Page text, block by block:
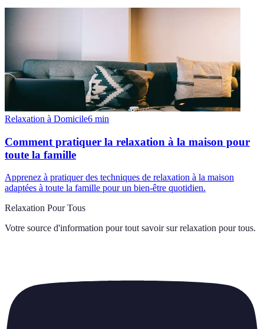
Relaxation à Domicile6 min
Comment pratiquer la relaxation à la maison pour
toute la famille
Apprenez à pratiquer des techniques de relaxation à la maison
adaptées à toute la famille pour un bien-être quotidien.
Relaxation Pour Tous
Votre source d'information pour tout savoir sur relaxation pour tous.